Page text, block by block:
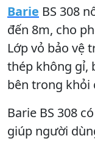
Barie BS 308
đến 8m, cho
Lớp vỏ bảo vệ
thép không gỉ,
bên trong khỏi
Barie BS 308
giúp người